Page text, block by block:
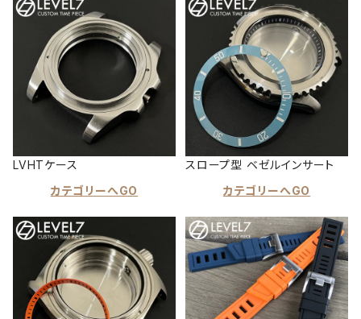
LVHTケース
カテゴリーへGO
スロープ型 ベゼルインサート
カテゴリーへGO